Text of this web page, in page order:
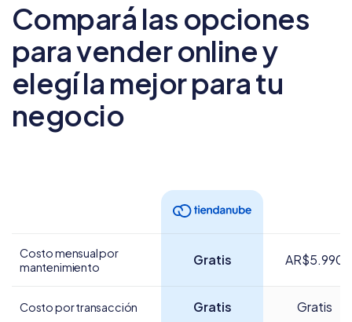
Compará las opciones
para vender onliney
elegí la mejor para tu
negocio
Costo mensual por
mantenimiento
Gratis AR$5.990
Costo por transacción Gratis Gratis